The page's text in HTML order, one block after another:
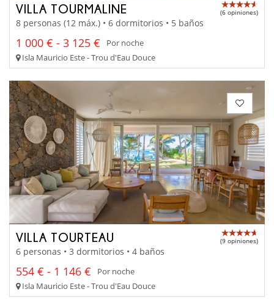
VILLA TOURMALINE (6 opiniones)
8 personas (12 máx.) • 6 dormitorios • 5 baños
1 000 € - 3 125 €
Por noche
Isla Mauricio Este - Trou d'Eau Douce
VILLA TOURTEAU (9 opiniones)
6 personas • 3 dormitorios • 4 baños
554 € - 1 146 €
Por noche
Isla Mauricio Este - Trou d'Eau Douce